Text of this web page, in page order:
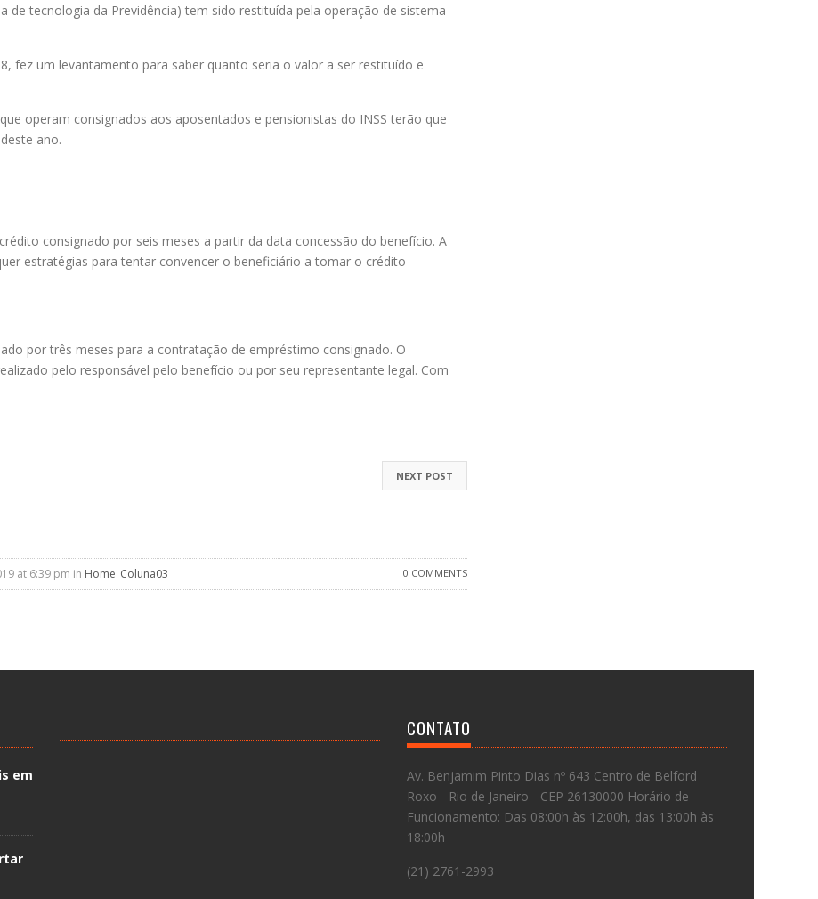
de tecnologia da Previdência) tem sido restituída pela operação de sistema
fez um levantamento para saber quanto seria o valor a ser restituído e
operam consignados aos aposentados e pensionistas do INSS terão que
ano.
consignado por seis meses a partir da data concessão do benefício. A
estratégias para tentar convencer o beneficiário a tomar o crédito
por três meses para a contratação de empréstimo consignado. O
pelo responsável pelo benefício ou por seu representante legal. Com
NEXT POST
0 COMMENTS
at 6:39 pm in Home_Coluna03
em
CONTATO
Av. Benjamim Pinto Dias nº 643 Centro de Belford
Roxo - Rio de Janeiro - CEP 26130000 Horário de
Funcionamento: Das 08:00h às 12:00h, das 13:00h às
18:00h
(21) 2761-2993